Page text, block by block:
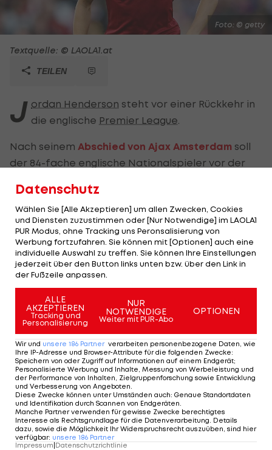
Foto: © getty
Textquelle: © LAOLA1.at
TEILEN
J ordan Henderson steht vor einer Rückkehr in
die englische Premier League
Nach seinem Abschied von Ajax Amsterdam soll
der 84-fache englische Nationalspieler vor der
Wie "The Athletic" berichtet, erhält Henderson
einen Zweijahresvertrag bei den "Bees" und soll
dort den Dänen Christian Norgaard ersetzen, der
gerade erst zum FC Arsenal gewechseltist.
Nach Stationen bei Ajax und Al-Ettifaq in Saudi-
Arabien wäre es für Henderson eine Rückkehr
nach England. Bislang kommt er auf 431 Premier-
League-Einsätze, wobei er die meisten für den
Liverpoolabsolvierte.
Mehr zum Thema
Datenschutz
Wählen Sie [Alle Akzeptieren] um allen Zwecken, Cookies
und Diensten zuzustimmen oder [Nur Notwendige] im LAOLA1
PUR Modus, ohne Tracking uns Peronsalisierung von
Werbung fortzufahren. Sie können mit [Optionen] auch eine
individuelle Auswahl zu treffen. Sie können Ihre Einstellungen
jederzeit über den Button links unten bzw. über den Link in
der Fußzeile anpassen.
ALLE
AKZEPTIEREN
Tracking und
Personalisierung
NUR
NOTWENDIGE
Weiter mit PUR-Abo
OPTIONEN
Wir und unsere 186 Partner verarbeiten personenbezogene Daten, wie
Ihre IP-Adresse und Browser-Attribute für die folgenden Zwecke:
Speichern von oder Zugriff auf Informationen auf einem Endgerät;
Personalisierte Werbung und Inhalte, Messung von Werbeleistung und
der Performance von Inhalten, Zielgruppenforschung sowie Entwicklung
und Verbesserung von Angeboten.
Diese Zwecke können unter Umständen auch: Genaue Standortdaten
und Identifikation durch Scannen von Endgeräten.
Manche Partner verwenden für gewisse Zwecke berechtigtes
Interesse als Rechtsgrundlage für die Datenverarbeitung. Details
dazu, sowie die Möglichkeit Ihr Widerspruchsrecht auszuüben, sind hier
verfügbar: unsere 186 Partner
Impressum Datenschutzrichtlinie